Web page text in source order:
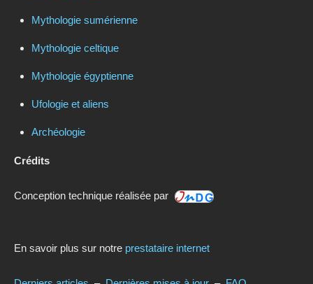
Mythologie sumérienne
Mythologie celtique
Mythologie égyptienne
Ufologie et aliens
Archéologie
Crédits
Conception technique réalisée par
En savoir plus sur notre prestataire internet